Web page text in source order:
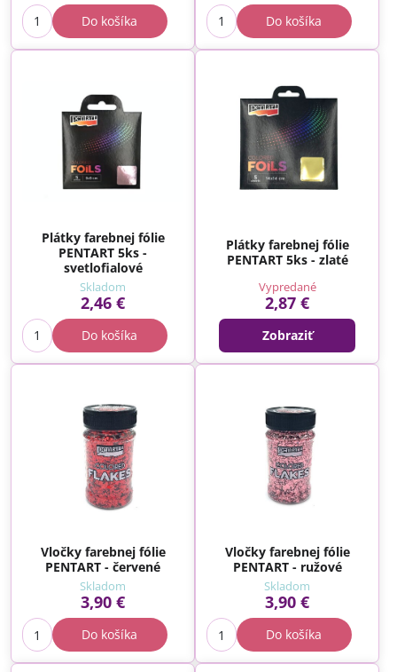
Do košíka Do košíka
Plátky farebnej fólie
PENTART 5ks -
svetlofialové
Skladom
2,46 €
Do košíka
Plátky farebnej fólie
PENTART 5ks - zlaté
Vypredané
2,87 €
Zobraziť
Vločky farebnej fólie
PENTART - červené
Skladom
3,90 €
Do košíka
Vločky farebnej fólie
PENTART - ružové
Skladom
3,90 €
Do košíka